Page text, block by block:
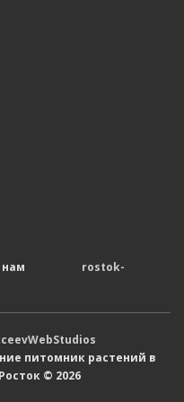
нам rostok-
питомник растений в
© 2026